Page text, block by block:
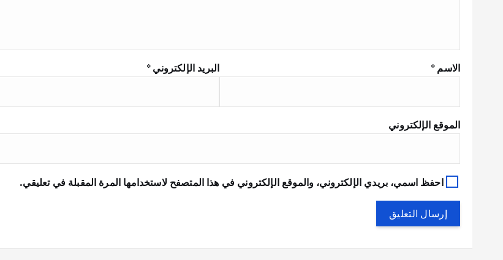
الاسم* البريد الإلكتروني*
الموقع الإلكتروني
احفظ اسمي، بريدي الإلكتروني، والموقع الإلكتروني في هذا المتصفح لاستخدامها المرة المقبلة في تعليقي.